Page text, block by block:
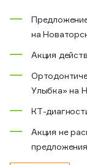
на
Акция
Улыбка» на
КТ-
Акция не
предложения.